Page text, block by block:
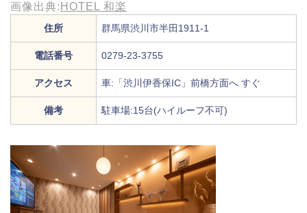
画像出典: HOTEL 和楽
住所 群馬県渋川市半田1911-1
電話番号 0279-23-3755
アクセス 車:「渋川伊香保IC」前橋方面へ すぐ
備考 駐車場:15台(ハイルーフ不可)